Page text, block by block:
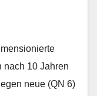
nach 10 Jahren
neue (QN 6)